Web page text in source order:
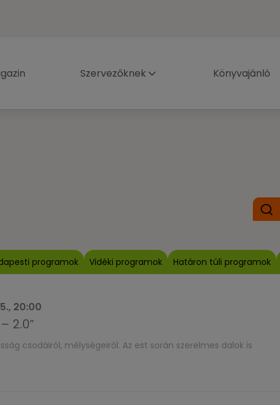
Szervezőknek Könyvajánló
programok Vidéki programok Határon túli programok
20:00
2.0”
csodáiról, mélységeiről. Az est során szerelmes dalok is